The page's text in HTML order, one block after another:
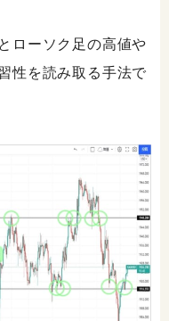
ローソク足の高値や
性を読み取る手法で